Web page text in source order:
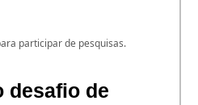
participar de pesquisas.
desafio de